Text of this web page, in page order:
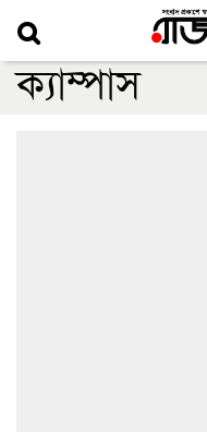
ক্যাম্পাস